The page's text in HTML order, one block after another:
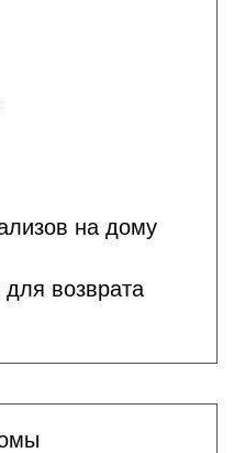
на дому
возврата